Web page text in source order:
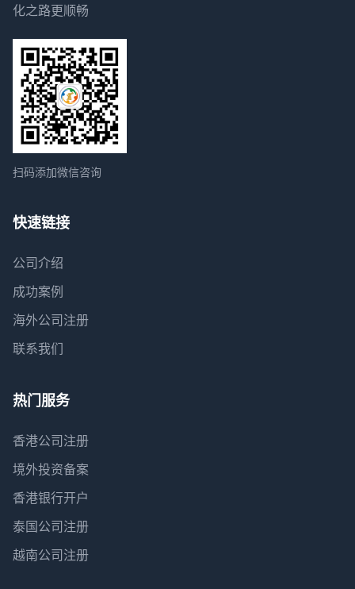
化之路更顺畅
扫码添加微信咨询
快速链接
公司介绍
成功案例
海外公司注册
联系我们
热门服务
香港公司注册
境外投资备案
香港银行开户
泰国公司注册
越南公司注册